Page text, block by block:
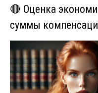
🔴 Оценка
суммы